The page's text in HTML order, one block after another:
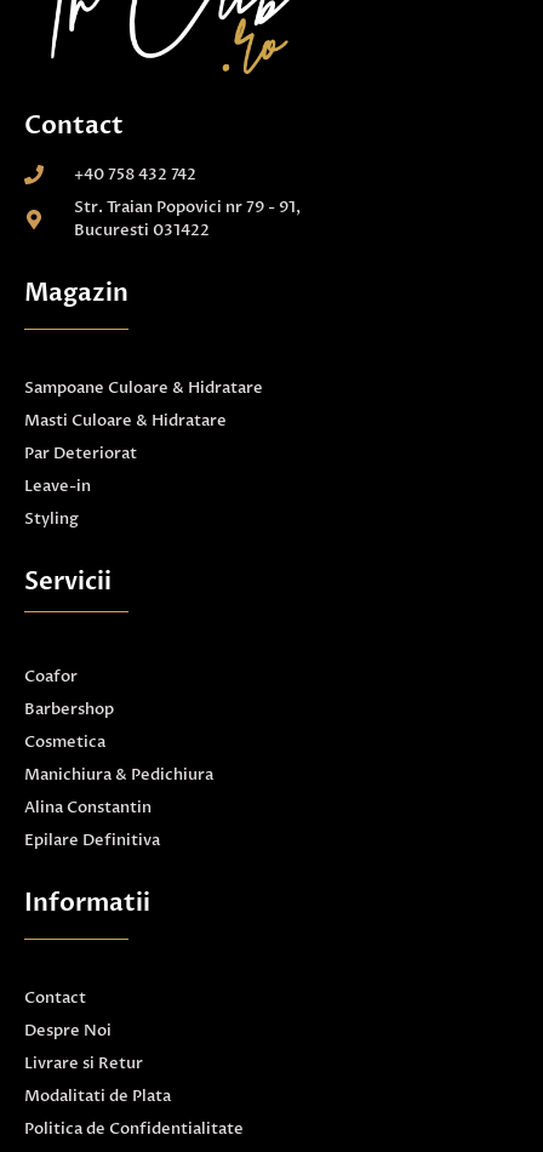
Contact
+40 758 432 742
Str. Traian Popovici nr 79 - 91,
Bucuresti 031422
Magazin
Sampoane Culoare & Hidratare
Masti Culoare & Hidratare
Par Deteriorat
Leave-in
Styling
Servicii
Coafor
Barbershop
Cosmetica
Manichiura & Pedichiura
Alina Constantin
Epilare Definitiva
Informatii
Contact
Despre Noi
Livrare si Retur
Modalitati de Plata
Politica de Confidentialitate